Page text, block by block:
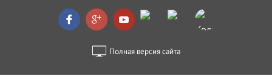
Полная версия сайта